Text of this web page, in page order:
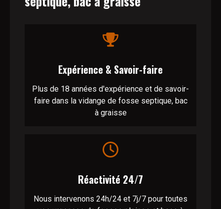
Expérience & Savoir-faire
Plus de 18 années d'expérience et de savoir-
faire dans la vidange de fosse septique, bac
à graisse
Réactivité 24/7
Nous intervenons 24h/24 et 7j/7 pour toutes